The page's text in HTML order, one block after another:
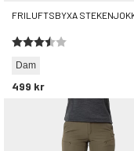
FRILUFTSBYXA
Dam
499 kr
Betyg:
3.5 utav 5 stjärnor